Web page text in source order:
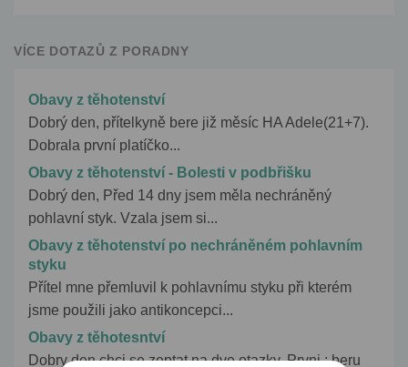
VÍCE DOTAZŮ Z PORADNY
Obavy z těhotenství
Dobrý den, přítelkyně bere již měsíc HA Adele(21+7).
Dobrala první platíčko...
Obavy z těhotenství - Bolesti v podbřišku
Dobrý den, Před 14 dny jsem měla nechráněný
pohlavní styk. Vzala jsem si...
Obavy z těhotenství po nechráněném pohlavním
styku
Přítel mne přemluvil k pohlavnímu styku při kterém
jsme použili jako antikoncepci...
Obavy z těhotesntví
Dobry den chci se zeptat na dve otazky. Prvni : beru